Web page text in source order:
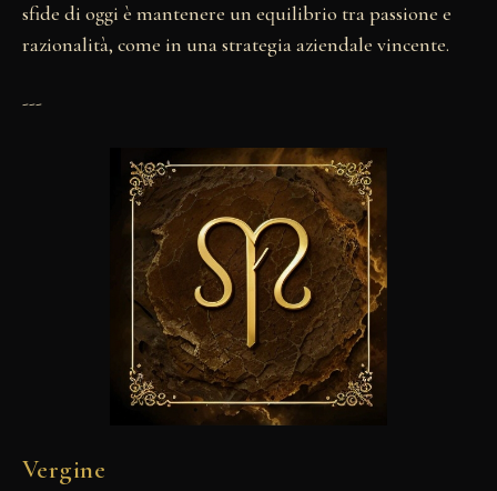
sfide di oggi è mantenere un equilibrio tra passione e
razionalità, come in una strategia aziendale vincente.
---
Vergine